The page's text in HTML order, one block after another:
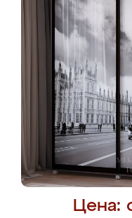
Цена: